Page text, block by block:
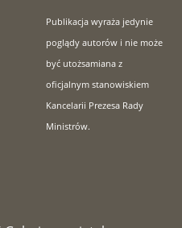
Publikacja wyraża jedynie
poglądy autorów i nie może
być utożsamiana z
oficjalnym stanowiskiem
Kancelarii Prezesa Rady
Ministrów.